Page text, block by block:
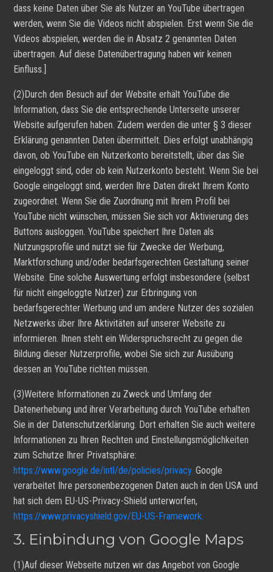
dass keine Daten über Sie als Nutzer an YouTube übertragen
werden, wenn Sie die Videos nicht abspielen. Erst wenn Sie die
Videos abspielen, werden die in Absatz 2 genannten Daten
übertragen. Auf diese Datenübertragung haben wir keinen
Einfluss.]
(2)Durch den Besuch auf der Website erhält YouTube die
Information, dass Sie die entsprechende Unterseite unserer
Website aufgerufen haben. Zudem werden die unter § 3 dieser
Erklärung genannten Daten übermittelt. Dies erfolgt unabhängig
davon, ob YouTube ein Nutzerkonto bereitstellt, über das Sie
eingeloggt sind, oder ob kein Nutzerkonto besteht. Wenn Sie bei
Google eingeloggt sind, werden Ihre Daten direkt Ihrem Konto
zugeordnet. Wenn Sie die Zuordnung mit Ihrem Profil bei
YouTube nicht wünschen, müssen Sie sich vor Aktivierung des
Buttons ausloggen. YouTube speichert Ihre Daten als
Nutzungsprofile und nutzt sie für Zwecke der Werbung,
Marktforschung und/oder bedarfsgerechten Gestaltung seiner
Website. Eine solche Auswertung erfolgt insbesondere (selbst
für nicht eingeloggte Nutzer) zur Erbringung von
bedarfsgerechter Werbung und um andere Nutzer des sozialen
Netzwerks über Ihre Aktivitäten auf unserer Website zu
informieren. Ihnen steht ein Widerspruchsrecht zu gegen die
Bildung dieser Nutzerprofile, wobei Sie sich zur Ausübung
dessen an YouTube richten müssen.
(3)Weitere Informationen zu Zweck und Umfang der
Datenerhebung und ihrer Verarbeitung durch YouTube erhalten
Sie in der Datenschutzerklärung. Dort erhalten Sie auch weitere
Informationen zu Ihren Rechten und Einstellungsmöglichkeiten
zum Schutze Ihrer Privatsphäre:
https://www.google.de/intl/de/policies/privacy. Google
verarbeitet Ihre personenbezogenen Daten auch in den USA und
hat sich dem EU-US-Privacy-Shield unterworfen,
https://www.privacyshield.gov/EU-US-Framework.
3. Einbindung von Google Maps
(1)Auf dieser Webseite nutzen wir das Angebot von Google